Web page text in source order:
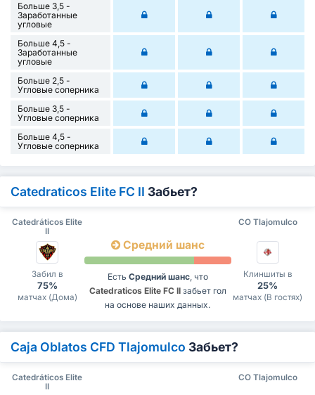
Больше 3,5 -
Заработанные
угловые
Больше 4,5 -
Заработанные
угловые
Больше 2,5 -
Угловые соперника
Больше 3,5 -
Угловые соперника
Больше 4,5 -
Угловые соперника
Catedraticos Elite FC II Забьет?
Catedráticos Elite
II
CO Tlajomulco
Забил в
75%
матчах (Дома)
Средний шанс
Есть Средний шанс, что
Catedraticos Elite FC IIзабьет гол
на основе наших данных.
Клиншиты в
25%
матчах (В гостях)
Caja Oblatos CFD Tlajomulco Забьет?
Catedráticos Elite
II
CO Tlajomulco